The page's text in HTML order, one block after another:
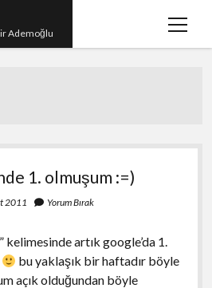
Ademoğlu
menüyü
1. olmuşum :=)
2011 Yorum Bırak
kelimesinde artık google’da 1.
bu yaklaşık bir haftadır böyle
açık olduğundan böyle